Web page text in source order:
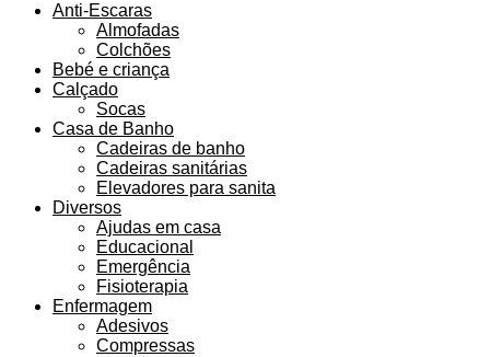
Anti-Escaras
Almofadas
Colchões
Bebé e criança
Calçado
Socas
Casa de Banho
Cadeiras de banho
Cadeiras sanitárias
Elevadores para sanita
Diversos
Ajudas em casa
Educacional
Emergência
Fisioterapia
Enfermagem
Adesivos
Compressas